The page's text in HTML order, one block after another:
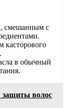
смешанным с
касторового
в обычный
волос